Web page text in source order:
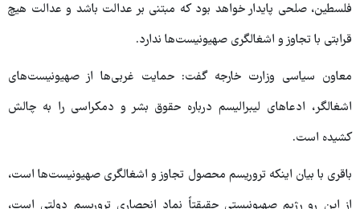
فلسطین، صلحی پایدار خواهد بود که مبتنی بر عدالت باشد و عدالت هیچ
قرابتی با تجاوز و اشغالگری صهیونیست‌ها ندارد.
معاون سیاسی وزارت خارجه گفت: حمایت غربی‌ها از صهیونیست‌های
اشغالگر، ادعاهای لیبرالیسم درباره حقوق بشر و دمکراسی را به چالش
کشیده است.
باقری با بیان اینکه تروریسم محصول تجاوز و اشغالگری صهیونیست‌ها است،